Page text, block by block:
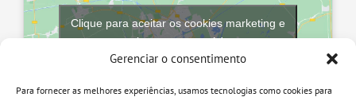
Gerenciar o consentimento
Para fornecer as melhores experiências, usamos tecnologias como cookies para
Clique para aceitar os cookies marketing e
ativar este conteúdo